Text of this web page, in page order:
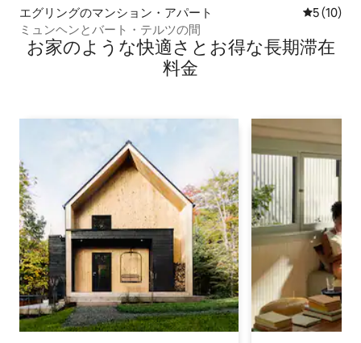
エグリングのマンション・アパート レビュー
5 (10)
ミュンヘンとバート・テルツの間
お家のような快⁠適⁠さ⁠とお⁠得⁠な長⁠期⁠滞⁠在
料⁠金